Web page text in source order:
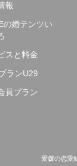
報
の婚テンツい
スと料金
ランU29
員プラン
愛媛の恋愛